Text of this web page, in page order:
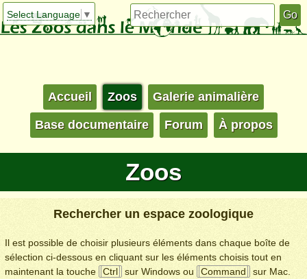
Select Language ▼
Accueil Zoos Galerie animalière
Base documentaire Forum À propos
Zoos
Rechercher un espace zoologique
Il est possible de choisir plusieurs éléments dans chaque boîte de
sélection ci-dessous en cliquant sur les éléments choisis tout en
maintenant la touche
Ctrl sur Windows ou Command
sur Mac.